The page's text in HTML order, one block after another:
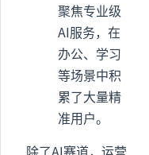
聚焦专业级
AI服务，在
办公、学习
等场景中积
累了大量精
准用户。
除了AI赛道，运营